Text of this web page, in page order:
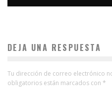
DEJA UNA RESPUESTA
Tu dirección de correo electrónico
obligatorios están marcados con *